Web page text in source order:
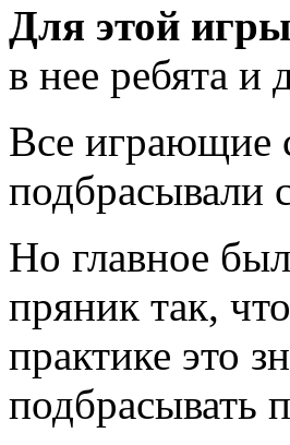
Для этой
в нее ребята и
Все играющие
подбрасывали
Но главное
пряник так,
практике это
подбрасывать